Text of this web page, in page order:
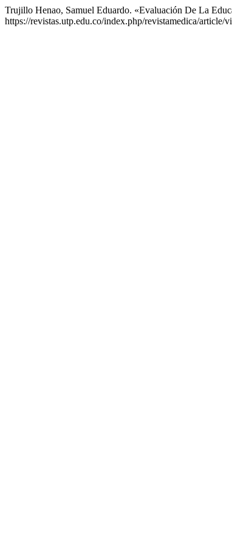
Trujillo Henao, Samuel Eduardo. «Evaluación De La
https://revistas.utp.edu.co/index.php/revistamedica/article/